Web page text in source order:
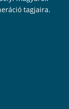
tagjaira.